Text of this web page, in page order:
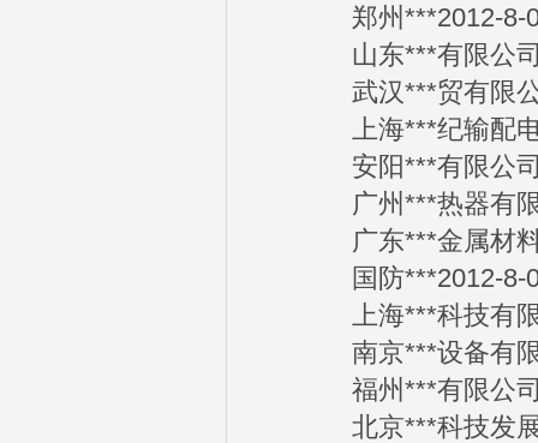
郑州***2012-8-
山东***有限公司
武汉***贸有限公
上海***纪输配电
安阳***有限公司
广州***热器有限
广东***金属材料
国防***2012-8-
上海***科技有限
南京***设备有限
福州***有限公司
北京***科技发展